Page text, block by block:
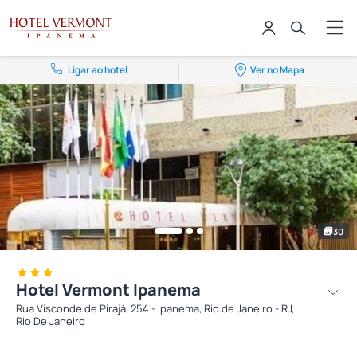
Ligar ao hotel Ver no Mapa
30
Hotel Vermont Ipanema
Rua Visconde de Pirajá, 254 - Ipanema, Rio de Janeiro - RJ,
Rio De Janeiro